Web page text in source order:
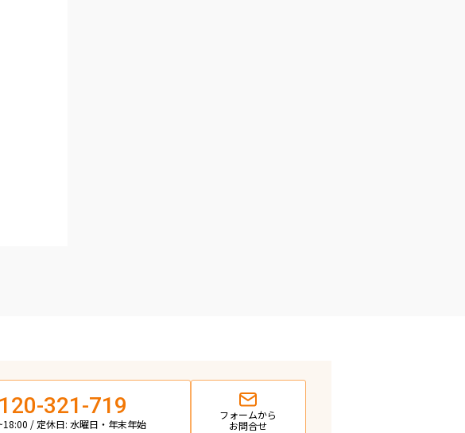
321-719
/ 定休日: 水曜日・年末年始
フォームから
お問合せ